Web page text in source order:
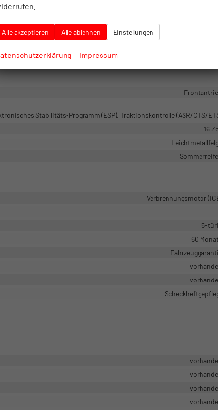
Privacy Glass (Heckscheibe und hintere Seitenscheiben
Stabilitäts-Programm (ESP), Traktionskontrolle (ASR/CTS/
16
Verbrennungsmotor
5-
60
Alle akzeptieren Alle ablehnen Einstellungen
Impressum